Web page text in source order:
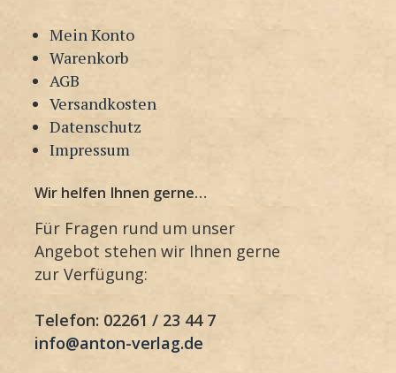
Mein Konto
Warenkorb
AGB
Versandkosten
Datenschutz
Impressum
Wir helfen Ihnen gerne…
Für Fragen rund um unser
Angebot stehen wir Ihnen gerne
zur Verfügung:
Telefon: 02261 / 23 44 7
info@anton-verlag.de